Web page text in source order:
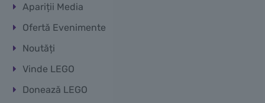
Apariții Media
Ofertă Evenimente
Noutăți
Vinde LEGO
Donează LEGO